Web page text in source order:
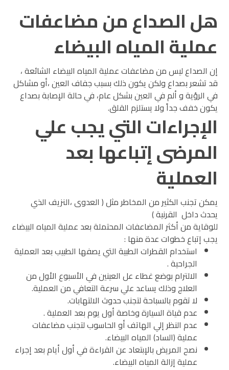
هل الصداع من مضاعفات
عملية المياه البيضاء
إن الصداع ليس من مضاعفات عملية المياه البيضاء الشائعة ،
قد تشعر بصداع ولكن يكون ذلك بسبب جفاف العين ،أو مشاكل
في الرؤية و ألم في العين بشكل عام، في حالة الإصابة بصداع
يكون خفف جداً ولا يستلزم القلق.
الإجراءات التي يجب علي
المرضى إتباعها بعد
العملية
يمكن تجنب الكثير من المخاطر مثل ( العدوى ،النزيف الذي
يحدث داخل القرنية )
للوقاية من أكثر المضاعفات المحتملة بعد عملية المياه البيضاء
يجب إتباع خطوات عدة منها :
استخدام القطرات الطبية التي يصفها الطبيب بعد العملية
الجراحية .
الالترام بوضع غطاء عل العينين في الأسبوع الأول من
العلاج وذلك يساعد علي سرعة التعافي من العملية.
لا تقوم بالسباحة لتجنب حدوث الالتهابات.
عدم قياة السيارة وخاصة أول يوم بعد العملية .
عدم النظر إلي الهاتف أو الحاسوب لتجنب مضاعفات
عملية (الساد) المياه البيضاء.
نصح المريض بالإبتعاد عن القراءة في أول أيام بعد إجراء
عملية إزالة المياه البيضاء.